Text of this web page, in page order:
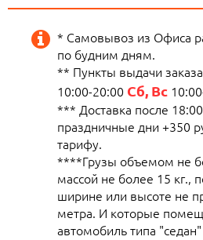
* Самовывоз из Офиса
по будним дням.
** Пункты выдачи
10:00-20:00 Сб, Вс
*** Доставка после
праздничные дни +350
тарифу.
****Грузы объемом не
массой не более 15 кг.,
ширине или высоте не
метра. И которые
автомобиль типа "седан"